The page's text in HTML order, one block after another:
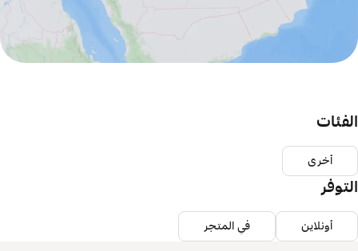
الفئات
أخرى
التوفر
أونلاين في المتجر